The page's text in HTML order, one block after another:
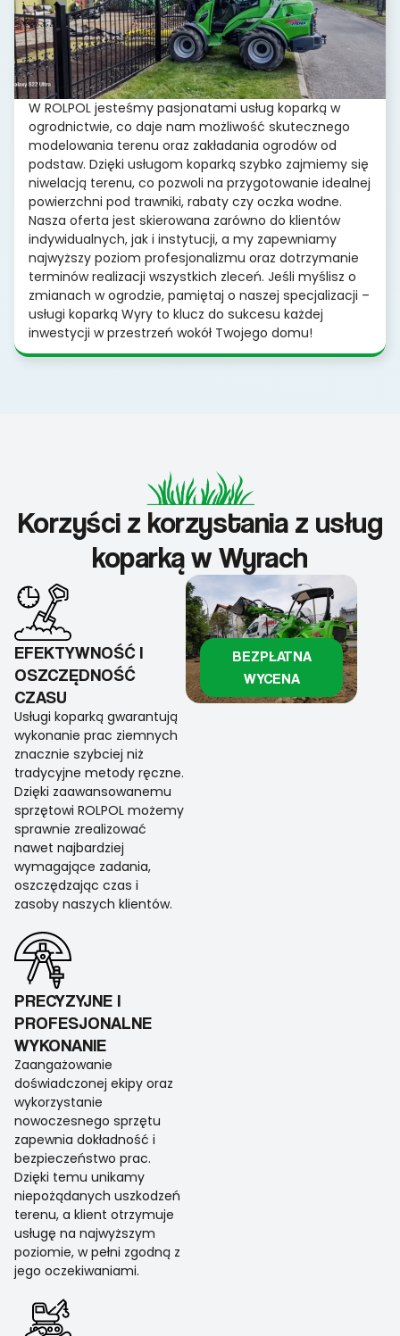
W ROLPOL jesteśmy pasjonatami usług koparką w
ogrodnictwie, co daje nam możliwość skutecznego
modelowania terenu oraz zakładania ogrodów od
podstaw. Dzięki usługom koparką szybko zajmiemy się
niwelacją terenu, co pozwoli na przygotowanie idealnej
powierzchni pod trawniki, rabaty czy oczka wodne.
Nasza oferta jest skierowana zarówno do klientów
indywidualnych, jak i instytucji, a my zapewniamy
najwyższy poziom profesjonalizmu oraz dotrzymanie
terminów realizacji wszystkich zleceń. Jeśli myślisz o
zmianach w ogrodzie, pamiętaj o naszej specjalizacji –
usługi koparką Wyry to klucz do sukcesu każdej
inwestycji w przestrzeń wokół Twojego domu!
Korzyści z korzystania z usług
koparką w Wyrach
EFEKTYWNOŚĆ I
OSZCZĘDNOŚĆ
CZASU
Usługi koparką gwarantują
wykonanie prac ziemnych
znacznie szybciej niż
tradycyjne metody ręczne.
Dzięki zaawansowanemu
sprzętowi ROLPOL możemy
sprawnie zrealizować
nawet najbardziej
wymagające zadania,
oszczędzając czas i
zasoby naszych klientów.
PRECYZYJNE I
PROFESJONALNE
WYKONANIE
Zaangażowanie
doświadczonej ekipy oraz
wykorzystanie
nowoczesnego sprzętu
zapewnia dokładność i
bezpieczeństwo prac.
Dzięki temu unikamy
niepożądanych uszkodzeń
terenu, a klient otrzymuje
usługę na najwyższym
poziomie, w pełni zgodną z
jego oczekiwaniami.
BEZPŁATNA
WYCENA